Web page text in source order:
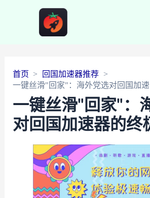
首页
回国加速器推荐
一键丝滑"回家"：海外党选对回国加
一键丝滑"回家"：
对回国加速器的终